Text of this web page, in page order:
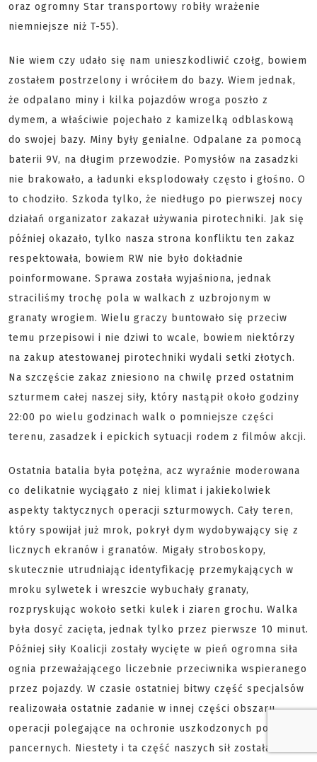
oraz ogromny Star transportowy robiły wrażenie
niemniejsze niż T-55).
Nie wiem czy udało się nam unieszkodliwić czołg, bowiem
zostałem postrzelony i wróciłem do bazy. Wiem jednak,
że odpalano miny i kilka pojazdów wroga poszło z
dymem, a właściwie pojechało z kamizelką odblaskową
do swojej bazy. Miny były genialne. Odpalane za pomocą
baterii 9V, na długim przewodzie. Pomysłów na zasadzki
nie brakowało, a ładunki eksplodowały często i głośno. O
to chodziło. Szkoda tylko, że niedługo po pierwszej nocy
działań organizator zakazał używania pirotechniki. Jak się
później okazało, tylko nasza strona konfliktu ten zakaz
respektowała, bowiem RW nie było dokładnie
poinformowane. Sprawa została wyjaśniona, jednak
straciliśmy trochę pola w walkach z uzbrojonym w
granaty wrogiem. Wielu graczy buntowało się przeciw
temu przepisowi i nie dziwi to wcale, bowiem niektórzy
na zakup atestowanej pirotechniki wydali setki złotych.
Na szczęście zakaz zniesiono na chwilę przed ostatnim
szturmem całej naszej siły, który nastąpił około godziny
22:00 po wielu godzinach walk o pomniejsze części
terenu, zasadzek i epickich sytuacji rodem z filmów akcji.
Ostatnia batalia była potężna, acz wyraźnie moderowana
co delikatnie wyciągało z niej klimat i jakiekolwiek
aspekty taktycznych operacji szturmowych. Cały teren,
który spowijał już mrok, pokrył dym wydobywający się z
licznych ekranów i granatów. Migały stroboskopy,
skutecznie utrudniając identyfikację przemykających w
mroku sylwetek i wreszcie wybuchały granaty,
rozpryskując wokoło setki kulek i ziaren grochu. Walka
była dosyć zacięta, jednak tylko przez pierwsze 10 minut.
Później siły Koalicji zostały wycięte w pień ogromna siła
ognia przeważającego liczebnie przeciwnika wspieranego
przez pojazdy. W czasie ostatniej bitwy część specjalsów
realizowała ostatnie zadanie w innej części obszaru
operacji polegające na ochronie uszkodzonych pojazdów
pancernych. Niestety i ta część naszych sił została